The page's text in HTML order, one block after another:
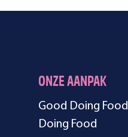
ONZE AANPAK
Good Doing Food
Doing Food